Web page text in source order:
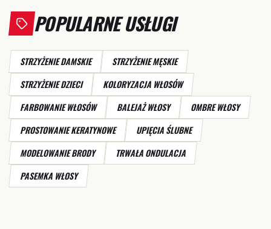
POPULARNE USŁUGI
STRZYŻENIE DAMSKIE
STRZYŻENIE MĘSKIE
STRZYŻENIE DZIECI
KOLORYZACJA WŁOSÓW
FARBOWANIE WŁOSÓW
BALEJAŻ WŁOSY
OMBRE WŁOSY
PROSTOWANIE KERATYNOWE
UPIĘCIA ŚLUBNE
MODELOWANIE BRODY
TRWAŁA ONDULACJA
PASEMKA WŁOSY